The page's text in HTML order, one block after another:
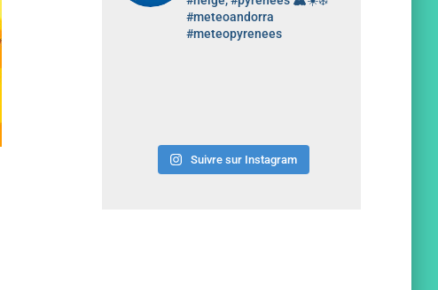
#meteoandorra
#meteopyrenees
Suivre sur Instagram